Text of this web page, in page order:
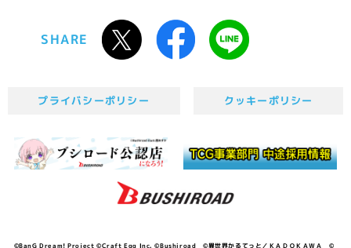
SHARE
プライバシーポリシー クッキーポリシー
©BanG Dream! Project ©Craft Egg Inc. ©Bushiroad ©異世界かるてっと／ＫＡＤＯＫＡＷＡ ©